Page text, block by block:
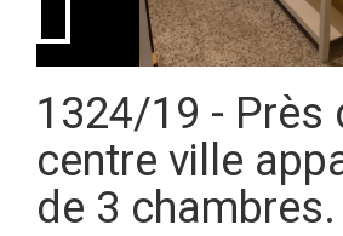
1324/19 - Près
centre ville
de 3 chambres.